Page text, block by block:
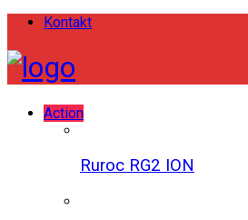
Kontakt
Action
Ruroc RG2 ION